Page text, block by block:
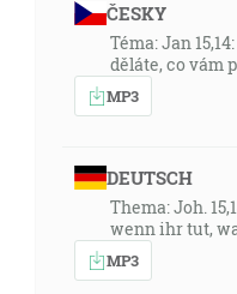
ČESKY
Téma: Jan
děláte, co vám
MP3
DEUTSCH
Thema: Joh.
wenn ihr tut,
MP3